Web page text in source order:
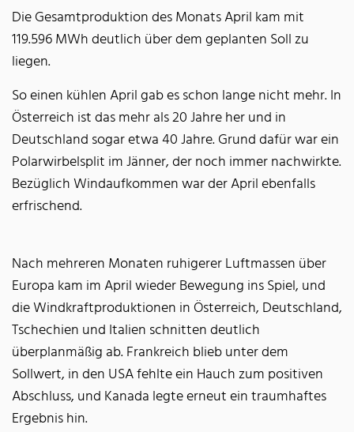
Die Gesamtproduktion des Monats April kam mit
119.596 MWh deutlich über dem geplanten Soll zu
liegen.
So einen kühlen April gab es schon lange nicht mehr. In
Österreich ist das mehr als 20 Jahre her und in
Deutschland sogar etwa 40 Jahre. Grund dafür war ein
Polarwirbelsplit im Jänner, der noch immer nachwirkte.
Bezüglich Windaufkommen war der April ebenfalls
erfrischend.
Nach mehreren Monaten ruhigerer Luftmassen über
Europa kam im April wieder Bewegung ins Spiel, und
die Windkraftproduktionen in Österreich, Deutschland,
Tschechien und Italien schnitten deutlich
überplanmäßig ab. Frankreich blieb unter dem
Sollwert, in den USA fehlte ein Hauch zum positiven
Abschluss, und Kanada legte erneut ein traumhaftes
Ergebnis hin.